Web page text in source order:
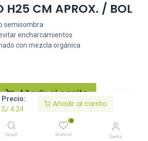
Precio:
S/4.24
Añadir al carrito
Search
0
Wishlist Cuenta
H25 CM APROX. / BOL
semisombra
encharcamientos
con mezcla orgánica
Añadir al carrito
de deseos